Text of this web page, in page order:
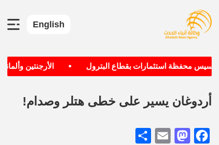
English
محفظة استثمارات بقطاع البترول الأرجنتين
أردوغان يسير على خطى هتلر وصدام!
Facebook
Mastodon
Email